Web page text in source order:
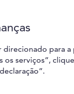
direcionado para
os serviços”,